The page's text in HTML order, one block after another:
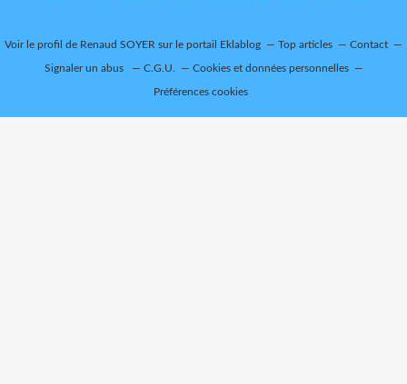
Voir le profil de Renaud SOYER sur le portail Eklablog Top articles Contact
Signaler un abus C.G.U. Cookies et données personnelles
Préférences cookies